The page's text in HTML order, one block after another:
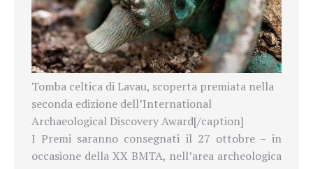
Tomba celtica di Lavau, scoperta premiata nella
seconda edizione dell’International
Archaeological Discovery Award[/caption]
I Premi saranno consegnati il 27 ottobre – in
occasione della XX BMTA, nell’area archeologica